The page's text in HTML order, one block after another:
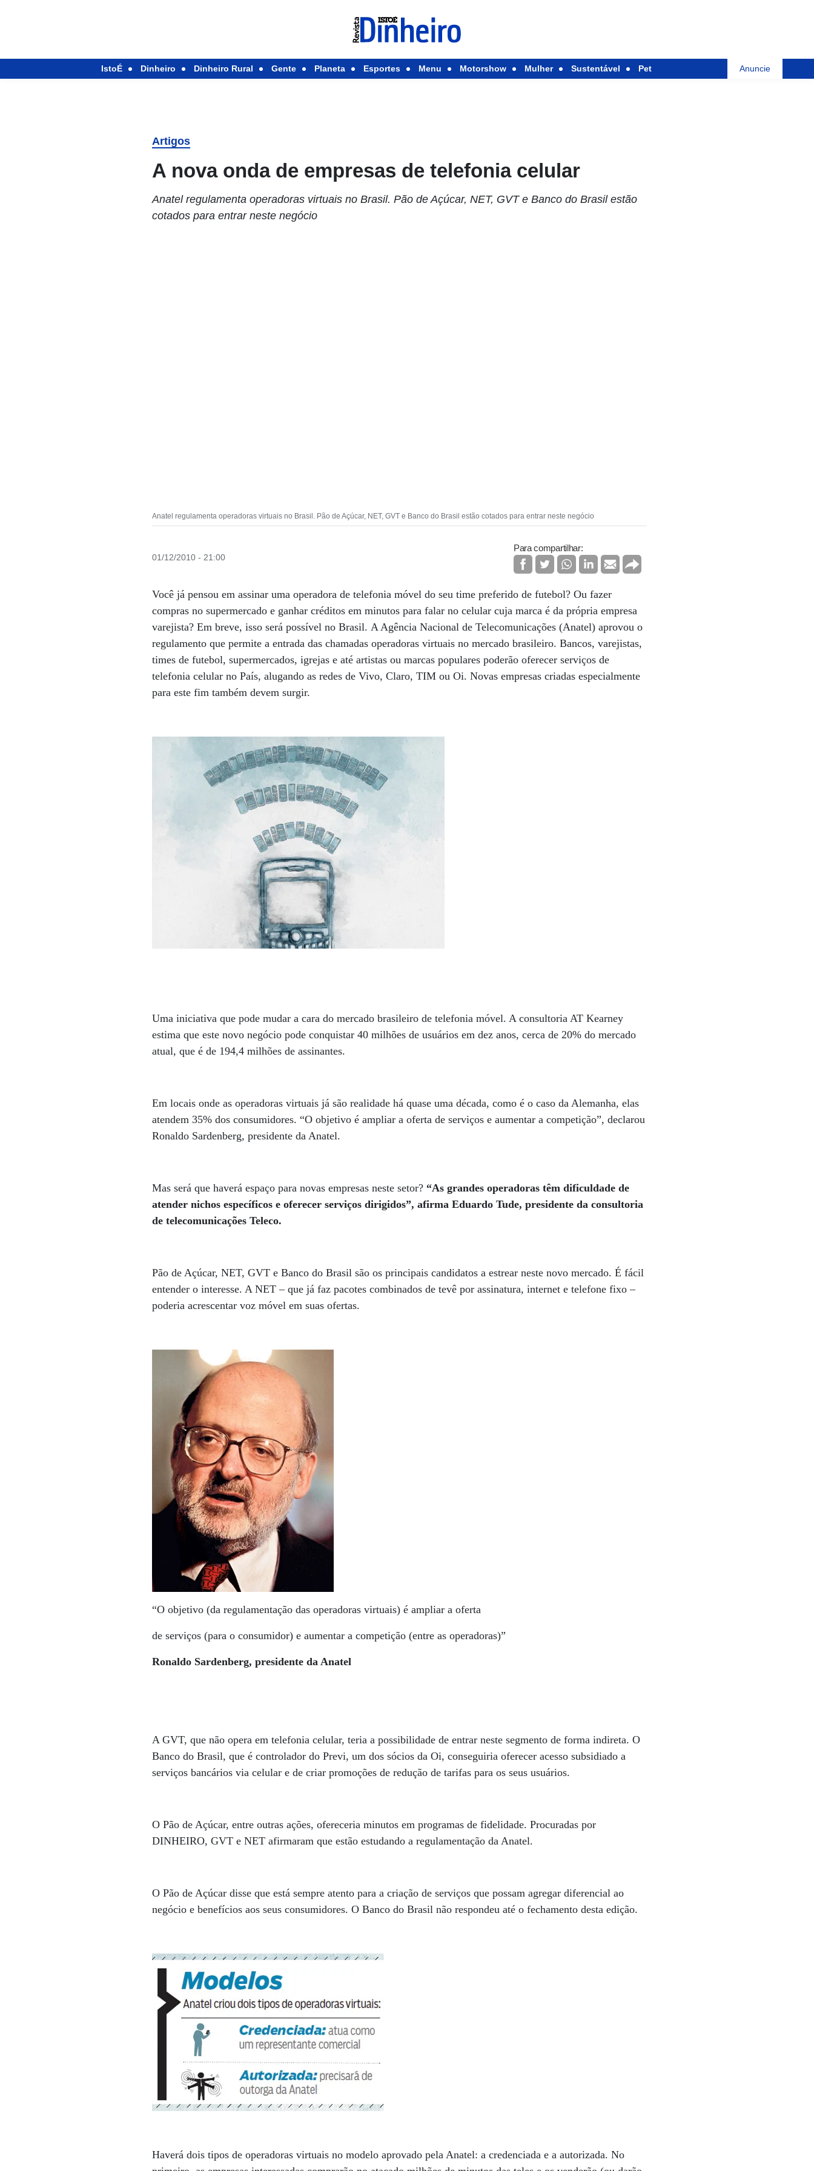
IstoÉ Dinheiro Dinheiro Rural Gente Planeta Esportes Menu Motorshow Mulher Sustentável Pet Anuncie
Artigos
A nova onda de empresas de telefonia celular
Anatel regulamenta operadoras virtuais no Brasil. Pão de Açúcar, NET, GVT e Banco do Brasil estão
cotados para entrar neste negócio
Anatel regulamenta operadoras virtuais no Brasil. Pão de Açúcar, NET, GVT e Banco do Brasil estão cotados para entrar neste negócio
01/12/2010 - 21:00
Para compartilhar:
Você já pensou em assinar uma operadora de telefonia móvel do seu time preferido de futebol? Ou fazer
compras no supermercado e ganhar créditos em minutos para falar no celular cuja marca é da própria empresa
varejista? Em breve, isso será possível no Brasil. A Agência Nacional de Telecomunicações (Anatel) aprovou o
regulamento que permite a entrada das chamadas operadoras virtuais no mercado brasileiro. Bancos, varejistas,
times de futebol, supermercados, igrejas e até artistas ou marcas populares poderão oferecer serviços de
telefonia celular no País, alugando as redes de Vivo, Claro, TIM ou Oi. Novas empresas criadas especialmente
para este fim também devem surgir.
Uma iniciativa que pode mudar a cara do mercado brasileiro de telefonia móvel. A consultoria AT Kearney
estima que este novo negócio pode conquistar 40 milhões de usuários em dez anos, cerca de 20% do mercado
atual, que é de 194,4 milhões de assinantes.
Em locais onde as operadoras virtuais já são realidade há quase uma década, como é o caso da Alemanha, elas
atendem 35% dos consumidores. “O objetivo é ampliar a oferta de serviços e aumentar a competição”, declarou
Ronaldo Sardenberg, presidente da Anatel.
Mas será que haverá espaço para novas empresas neste setor? “As grandes operadoras têm dificuldade de
atender nichos específicos e oferecer serviços dirigidos”, afirma Eduardo Tude, presidente da consultoria
de telecomunicações Teleco.
Pão de Açúcar, NET, GVT e Banco do Brasil são os principais candidatos a estrear neste novo mercado. É fácil
entender o interesse. A NET – que já faz pacotes combinados de tevê por assinatura, internet e telefone fixo –
poderia acrescentar voz móvel em suas ofertas.
“O objetivo (da regulamentação das operadoras virtuais) é ampliar a oferta
de serviços (para o consumidor) e aumentar a competição (entre as operadoras)”
Ronaldo Sardenberg, presidente da Anatel
A GVT, que não opera em telefonia celular, teria a possibilidade de entrar neste segmento de forma indireta. O
Banco do Brasil, que é controlador do Previ, um dos sócios da Oi, conseguiria oferecer acesso subsidiado a
serviços bancários via celular e de criar promoções de redução de tarifas para os seus usuários.
O Pão de Açúcar, entre outras ações, ofereceria minutos em programas de fidelidade. Procuradas por
DINHEIRO, GVT e NET afirmaram que estão estudando a regulamentação da Anatel.
O Pão de Açúcar disse que está sempre atento para a criação de serviços que possam agregar diferencial ao
negócio e benefícios aos seus consumidores. O Banco do Brasil não respondeu até o fechamento desta edição.
Haverá dois tipos de operadoras virtuais no modelo aprovado pela Anatel: a credenciada e a autorizada. No